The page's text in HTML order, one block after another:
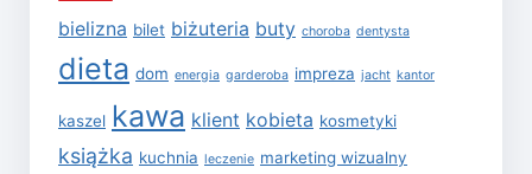
bielizna bilet biżuteria buty choroba dentysta
dieta dom energia garderoba impreza jacht kantor
kaszel kawa klient kobieta kosmetyki
książka kuchnia leczenie marketing wizualny